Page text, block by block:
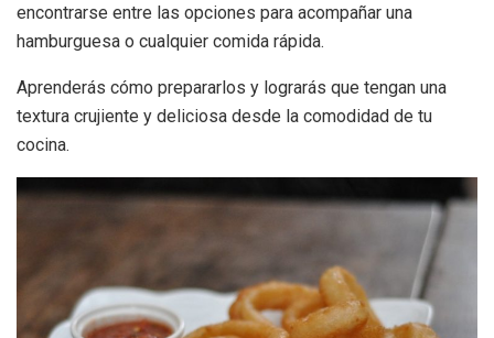
encontrarse entre las opciones para acompañar una
hamburguesa o cualquier comida rápida.
Aprenderás cómo prepararlos y lograrás que tengan una
textura crujiente y deliciosa desde la comodidad de tu
cocina.